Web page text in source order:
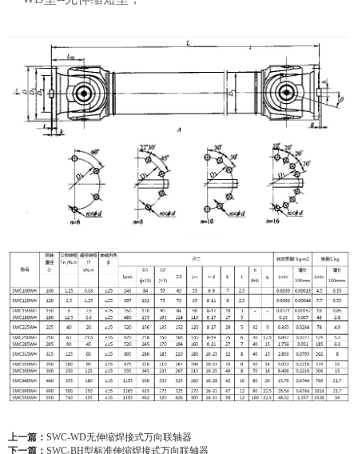
上一篇： SWC-WD无伸缩焊接式万向联轴器
下一篇： SWC-BH型标准伸缩焊接式万向联轴器